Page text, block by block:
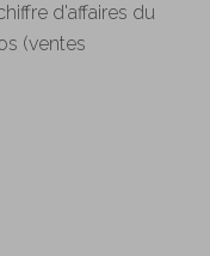
d'affaires du
(ventes